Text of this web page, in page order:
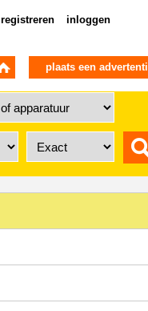
registreren inloggen
plaats een